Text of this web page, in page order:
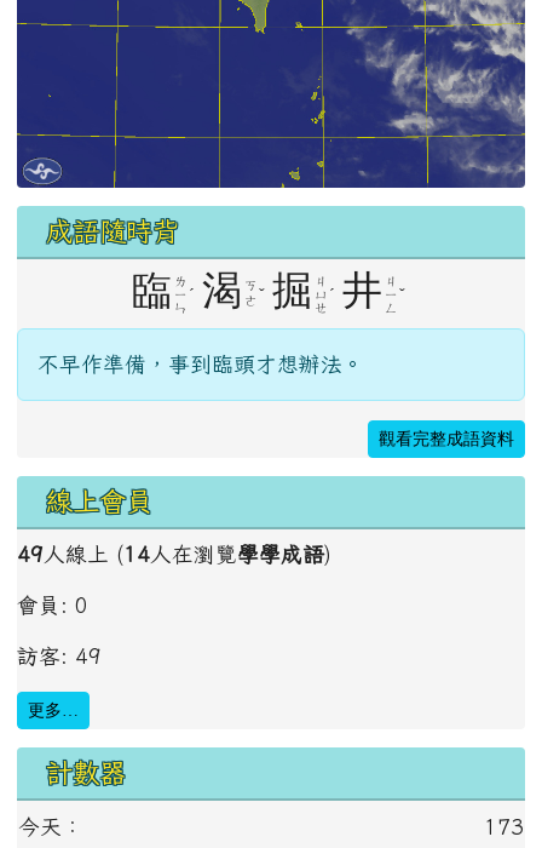
成語隨時背
臨 ㄌ
ㄧ
ㄣ
ˊ 渴 ㄎ
ㄜ ˇ 掘 ㄐ
ㄩ
ㄝ
ˊ 井 ㄐ
ㄧ
ㄥ
ˇ
不早作準備，事到臨頭才想辦法。
觀看完整成語資料
線上會員
49 人線上 (14 人在瀏覽學學成語)
會員: 0
訪客: 49
更多…
計數器
今天：
173